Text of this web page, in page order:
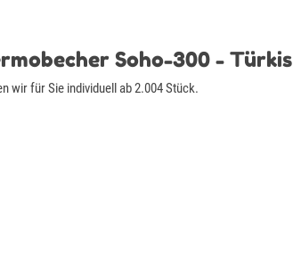
Soho-300 - Türkis
wir für Sie individuell ab 2.004 Stück.